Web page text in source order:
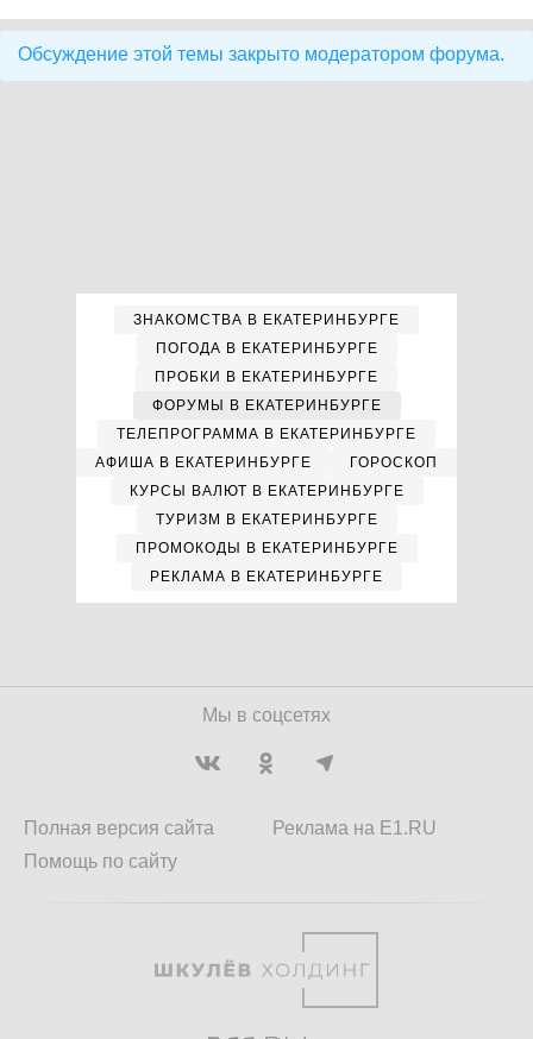
Обсуждение этой темы закрыто модератором форума.
ЗНАКОМСТВА В ЕКАТЕРИНБУРГЕ
ПОГОДА В ЕКАТЕРИНБУРГЕ
ПРОБКИ В ЕКАТЕРИНБУРГЕ
ФОРУМЫ В ЕКАТЕРИНБУРГЕ
ТЕЛЕПРОГРАММА В ЕКАТЕРИНБУРГЕ
АФИША В ЕКАТЕРИНБУРГЕ
ГОРОСКОП
КУРСЫ ВАЛЮТ В ЕКАТЕРИНБУРГЕ
ТУРИЗМ В ЕКАТЕРИНБУРГЕ
ПРОМОКОДЫ В ЕКАТЕРИНБУРГЕ
РЕКЛАМА В ЕКАТЕРИНБУРГЕ
Мы в соцсетях
Полная версия сайта
Помощь по сайту
Реклама на E1.RU